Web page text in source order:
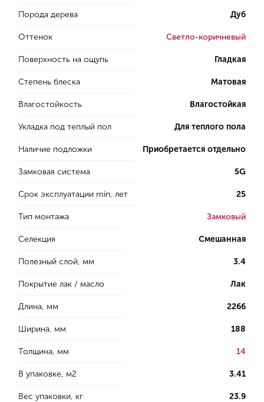
Порода дерева Дуб
Оттенок Светло-коричневый
Поверхность на ощупь Гладкая
Степень блеска Матовая
Влагостойкость Влагостойкая
Укладка под теплый пол Для теплого пола
Наличие подложки Приобретается отдельно
Замковая система 5G
Срок эксплуатации min, лет 25
Тип монтажа Замковый
Селекция Смешанная
Полезный слой, мм 3.4
Покрытие лак / масло Лак
Длина, мм 2266
Ширина, мм 188
Толщина, мм 14
В упаковке, м2 3.41
Вес упаковки, кг 23.9